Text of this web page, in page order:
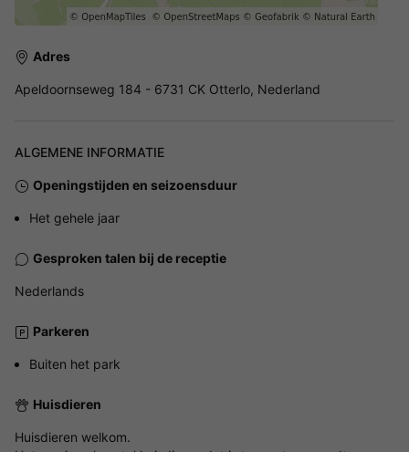
Adres
Apeldoornseweg 184 - 6731 CK Otterlo, Nederland
ALGEMENE INFORMATIE
Openingstijden en seizoensduur
Het gehele jaar
Gesproken talen bij de receptie
Nederlands
Parkeren
Buiten het park
Huisdieren
Huisdieren welkom.